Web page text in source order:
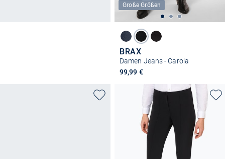
Große Größen
BRAX
Damen Jeans - Carola
99,99 €